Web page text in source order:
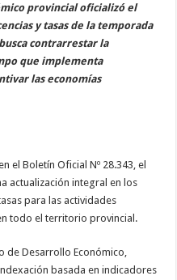
provincial oficializó el
y tasas de la temporada
contrarrestar la
que implementa
las economías
el Boletín Oficial Nº 28.343, el
actualización integral en los
para las actividades
todo el territorio provincial.
Desarrollo Económico,
basada en indicadores